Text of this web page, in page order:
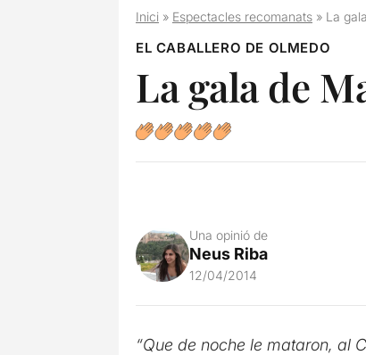
Inici» Espectacles recomanats» La
EL CABALLERO DE OLMEDO
La gala de
Una opinió de
Neus Riba
12/04/2014
“Que de noche le mataron, al